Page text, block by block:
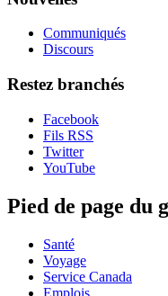
Communiqués
Discours
Restez branchés
Facebook
Fils RSS
Twitter
YouTube
Pied de page du
Santé
Voyage
Service Canada
Emplois